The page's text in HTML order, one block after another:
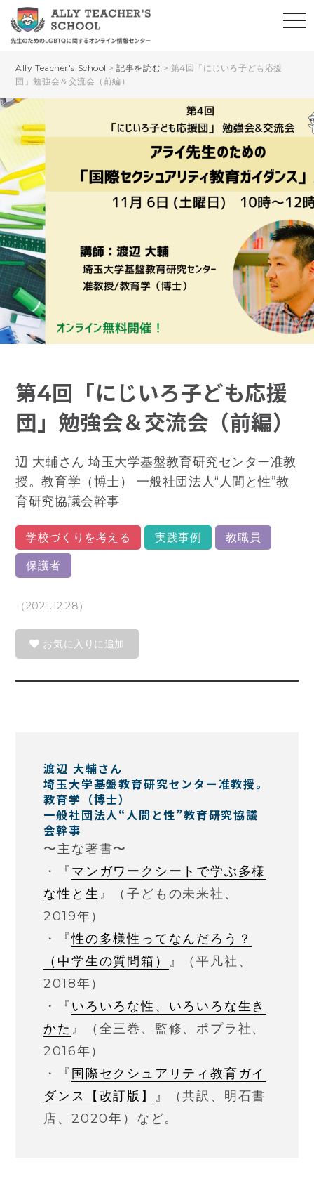
Ally Teacher's School >記事を読む > 第4回「にじいろ子ども応援
団」勉強会＆交流会（前編）
第4回「にじいろ子ども応援
団」勉強会＆交流会（前編）
辺 大輔さん 埼玉大学基盤教育研究センター准教
授。教育学（博士） 一般社団法人“人間と性”教
育研究協議会幹事
学校づくりを考える 実践事例 教職員
保護者
（2021.12.28）
お気に入りに追加
渡辺 大輔さん
埼玉大学基盤教育研究センター准教授。
教育学（博士）
一般社団法人“人間と性”教育研究協議
会幹事
〜主な著書〜
・『 マンガワークシートで学ぶ多様
な性と生』（子どもの未来社、
2019年）
・『性の多様性ってなんだろう？
（中学生の質問箱）
』（平凡社、
2018年）
・『 いろいろな性、いろいろな生き
かた 』（全三巻、監修、ポプラ社、
2016年）
・『 国際セクシュアリティ教育ガイ
ダンス【改訂版】 』（共訳、明石書
店、2020年）など。